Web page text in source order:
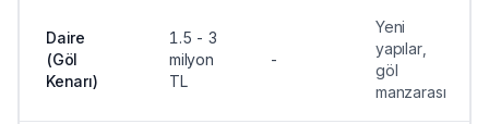
Daire
(Göl
Kenarı)
1.5 - 3
milyon
TL
-
Yeni
yapılar,
göl
manzarası